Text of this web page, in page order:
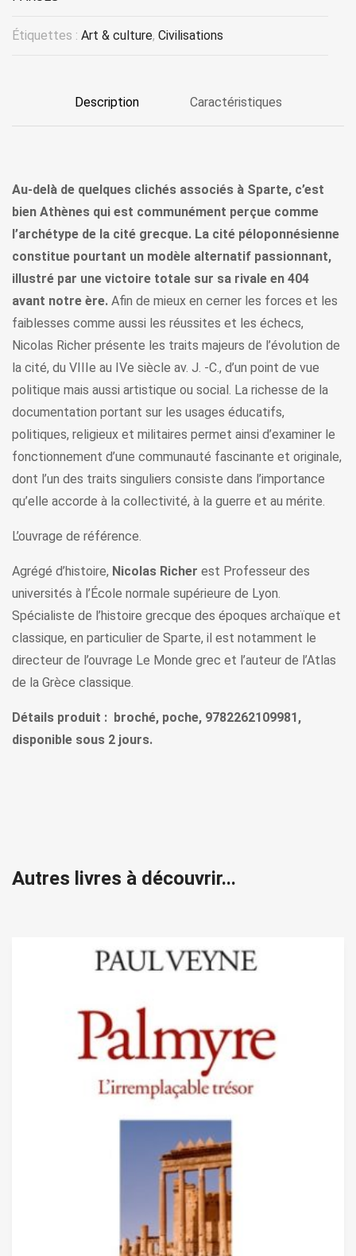
Étiquettes : Art & culture, Civilisations
Description Caractéristiques
Au-delà de quelques clichés associés à Sparte, c’est
bien Athènes qui est communément perçue comme
l’archétype de la cité grecque. La cité péloponnésienne
constitue pourtant un modèle alternatif passionnant,
illustré par une victoire totale sur sa rivale en 404
avant notre ère. Afin de mieux en cerner les forces et les
faiblesses comme aussi les réussites et les échecs,
Nicolas Richer présente les traits majeurs de l’évolution de
la cité, du VIIIe au IVe siècle av. J. -C., d’un point de vue
politique mais aussi artistique ou social. La richesse de la
documentation portant sur les usages éducatifs,
politiques, religieux et militaires permet ainsi d’examiner le
fonctionnement d’une communauté fascinante et originale,
dont l’un des traits singuliers consiste dans l’importance
qu’elle accorde à la collectivité, à la guerre et au mérite.
L’ouvrage de référence.
Agrégé d’histoire, Nicolas Richer est Professeur des
universités à l’École normale supérieure de Lyon.
Spécialiste de l’histoire grecque des époques archaïque et
classique, en particulier de Sparte, il est notamment le
directeur de l’ouvrage Le Monde grec et l’auteur de l’Atlas
de la Grèce classique.
Détails produit : broché, poche, 9782262109981,
disponible sous 2 jours.
Autres livres à découvrir...